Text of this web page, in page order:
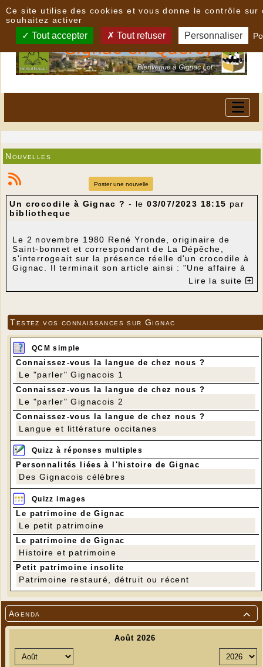

Agenda
Nouvelles
Poster une nouvelle
Un crocodile à Gignac ? - le03/07/2023 18:15 par
bibliotheque
Le 2 novembre 1980 René Yronde, originaire de
Saint-bonnet et correspondant de La Dépêche,
s'interrogeait sur la présence réelle d'un crocodile à
Gignac. Il terminait son article ainsi : "Une affaire à
suivre". Alors où est stocké ce crocodile qui n'avait
rien à voir avec le lézard géant de Costeraste ?
Exemples de troncs d'arbres silicifiés trouvés à
Lire la suite
Testez vos connaissances sur Gignac
QCM simple
Connaissez-vous la langue de chez nous ?
Le "parler" Gignacois 1
Connaissez-vous la langue de chez nous ?
Le "parler" Gignacois 2
Connaissez-vous la langue de chez nous ?
Langue et littérature occitanes
Quizz à réponses multiples
Personnalités liées à l'histoire de Gignac
Des Gignacois célèbres
Quizz images
Le patrimoine de Gignac
Le petit patrimoine
Le patrimoine de Gignac
Histoire et patrimoine
Petit patrimoine insolite
Patrimoine restauré, détruit ou récent
Ce site utilise des cookies et vous donne le contrôle sur
souhaitez activer
Tout accepter Tout refuser Personnaliser